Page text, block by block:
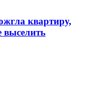
квартиру,
выселить